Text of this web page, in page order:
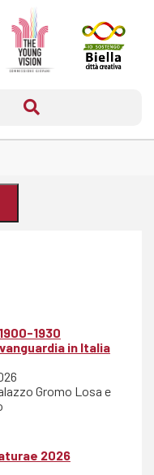
1930
in Italia
Gromo Losa e
2026